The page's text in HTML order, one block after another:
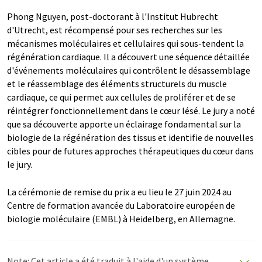
Phong Nguyen, post-doctorant à l'Institut Hubrecht
d'Utrecht, est récompensé pour ses recherches sur les
mécanismes moléculaires et cellulaires qui sous-tendent la
régénération cardiaque. Il a découvert une séquence détaillée
d'événements moléculaires qui contrôlent le désassemblage
et le réassemblage des éléments structurels du muscle
cardiaque, ce qui permet aux cellules de proliférer et de se
réintégrer fonctionnellement dans le cœur lésé. Le jury a noté
que sa découverte apporte un éclairage fondamental sur la
biologie de la régénération des tissus et identifie de nouvelles
cibles pour de futures approches thérapeutiques du cœur dans
le jury.
La cérémonie de remise du prix a eu lieu le 27 juin 2024 au
Centre de formation avancée du Laboratoire européen de
biologie moléculaire (EMBL) à Heidelberg, en Allemagne.